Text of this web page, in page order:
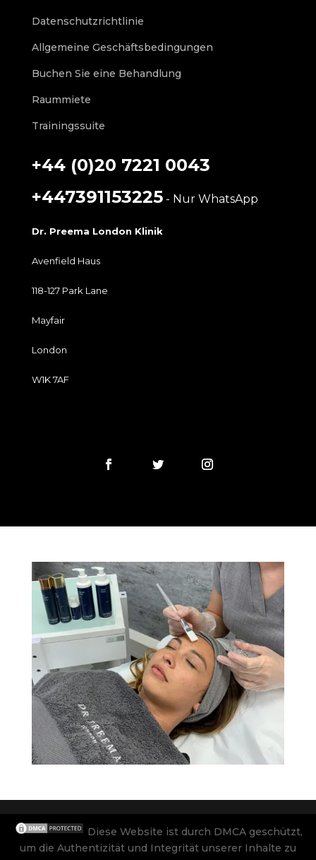
Datenschutzrichtlinie
Allgemeine Geschäftsbedingungen
Buchen Sie eine Behandlung
Raummiete
Trainingssuite
+44 (0)20 7221 0043
+447391153225- Nur WhatsApp
Dr. Preema London Klinik
Avenfield Haus
118-127 Park Lane
Mayfair
London
W1K 7AF
Diese Website ist durch DMCA geschützt,
um die Authentizität und Integrität unserer Inhalte zu